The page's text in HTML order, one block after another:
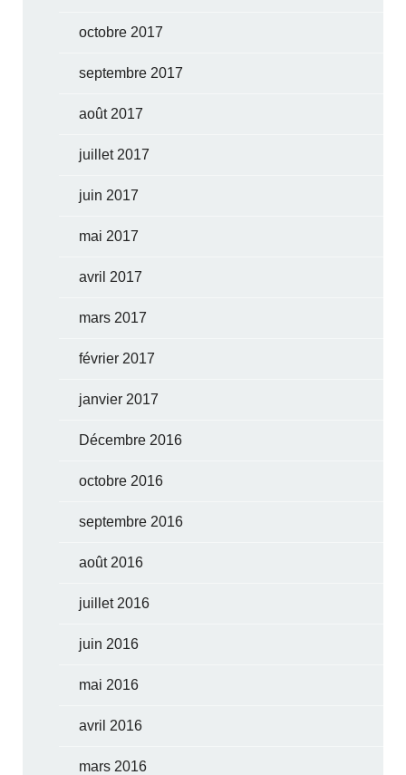
octobre 2017
septembre 2017
août 2017
juillet 2017
juin 2017
mai 2017
avril 2017
mars 2017
février 2017
janvier 2017
Décembre 2016
octobre 2016
septembre 2016
août 2016
juillet 2016
juin 2016
mai 2016
avril 2016
mars 2016